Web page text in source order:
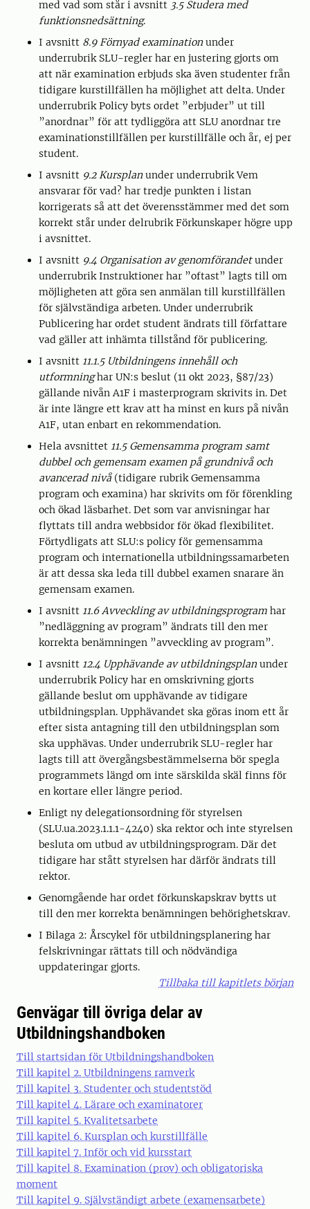
med vad som står i avsnitt 3.5 Studera med
funktionsnedsättning.
I avsnitt 8.9 Förnyad examinationunder
underrubrik SLU-regler har en justering gjorts om
att när examination erbjuds ska även studenter från
tidigare kurstillfällen ha möjlighet att delta. Under
underrubrik Policy byts ordet ”erbjuder” ut till
”anordnar” för att tydliggöra att SLU anordnar tre
examinationstillfällen per kurstillfälle och år, ej per
student.
I avsnitt 9.2 Kursplanunder underrubrik Vem
ansvarar för vad? har tredje punkten i listan
korrigerats så att det överensstämmer med det som
korrekt står under delrubrik Förkunskaper högre upp
i avsnittet.
I avsnitt 9.4 Organisation av genomförandetunder
underrubrik Instruktioner har ”oftast” lagts till om
möjligheten att göra sen anmälan till kurstillfällen
för självständiga arbeten. Under underrubrik
Publicering har ordet student ändrats till författare
vad gäller att inhämta tillstånd för publicering.
I avsnitt 11.1.5 Utbildningens innehåll och
utformninghar UN:s beslut (11 okt 2023, §87/23)
gällande nivån A1F i masterprogram skrivits in. Det
är inte längre ett krav att ha minst en kurs på nivån
A1F, utan enbart en rekommendation.
Hela avsnittet 11.5 Gemensamma program samt
dubbel och gemensam examen på grundnivå och
avancerad nivå(tidigare rubrik Gemensamma
program och examina) har skrivits om för förenkling
och ökad läsbarhet. Det som var anvisningar har
flyttats till andra webbsidor för ökad flexibilitet.
Förtydligats att SLU:s policy för gemensamma
program och internationella utbildningssamarbeten
är att dessa ska leda till dubbel examen snarare än
gemensam examen.
I avsnitt 11.6 Avveckling av utbildningsprogram har
”nedläggning av program” ändrats till den mer
korrekta benämningen ”avveckling av program”.
I avsnitt 12.4 Upphävande av utbildningsplanunder
underrubrik Policy har en omskrivning gjorts
gällande beslut om upphävande av tidigare
utbildningsplan. Upphävandet ska göras inom ett år
efter sista antagning till den utbildningsplan som
ska upphävas. Under underrubrik SLU-regler har
lagts till att övergångsbestämmelserna bör spegla
programmets längd om inte särskilda skäl finns för
en kortare eller längre period.
Enligt ny delegationsordning för styrelsen
(SLU.ua.2023.1.1.1-4240) ska rektor och inte styrelsen
besluta om utbud av utbildningsprogram. Där det
tidigare har stått styrelsen har därför ändrats till
rektor.
Genomgående har ordet förkunskapskrav bytts ut
till den mer korrekta benämningen behörighetskrav.
I Bilaga 2: Årscykel för utbildningsplanering har
felskrivningar rättats till och nödvändiga
uppdateringar gjorts.
Tillbaka till kapitlets början
Genvägar till övriga delar av
Utbildningshandboken
Till startsidan för Utbildningshandboken
Till kapitel 2. Utbildningens ramverk
Till kapitel 3. Studenter och studentstöd
Till kapitel 4. Lärare och examinatorer
Till kapitel 5. Kvalitetsarbete
Till kapitel 6. Kursplan och kurstillfälle
Till kapitel 7. Inför och vid kursstart
Till kapitel 8. Examination (prov) och obligatoriska
moment
Till kapitel 9. Självständigt arbete (examensarbete)